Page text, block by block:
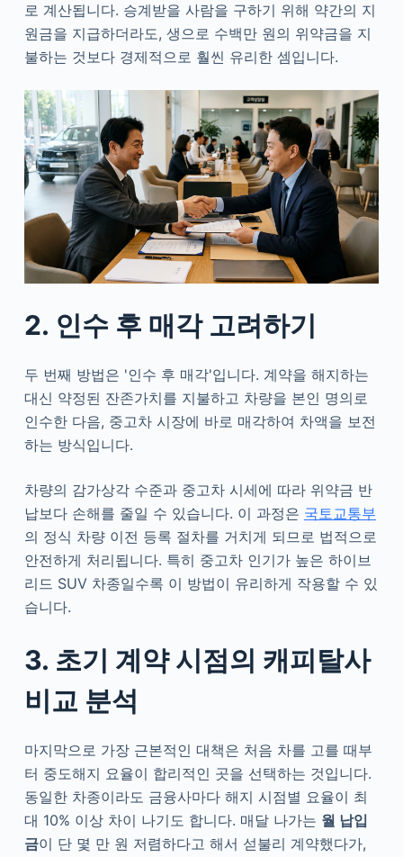
로 계산됩니다. 승계받을 사람을 구하기 위해 약간의 지
원금을 지급하더라도, 생으로 수백만 원의 위약금을 지
불하는 것보다 경제적으로 훨씬 유리한 셈입니다.
2. 인수 후 매각 고려하기
두 번째 방법은 '인수 후 매각'입니다. 계약을 해지하는
대신 약정된 잔존가치를 지불하고 차량을 본인 명의로
인수한 다음, 중고차 시장에 바로 매각하여 차액을 보전
하는 방식입니다.
차량의 감가상각 수준과 중고차 시세에 따라 위약금 반
납보다 손해를 줄일 수 있습니다. 이 과정은 국토교통부
의 정식 차량 이전 등록 절차를 거치게 되므로 법적으로
안전하게 처리됩니다. 특히 중고차 인기가 높은 하이브
리드 SUV 차종일수록 이 방법이 유리하게 작용할 수 있
습니다.
3. 초기 계약 시점의 캐피탈사
비교 분석
마지막으로 가장 근본적인 대책은 처음 차를 고를 때부
터 중도해지 요율이 합리적인 곳을 선택하는 것입니다.
동일한 차종이라도 금융사마다 해지 시점별 요율이 최
대 10% 이상 차이 나기도 합니다. 매달 나가는 월 납입
금이 단 몇 만 원 저렴하다고 해서 섣불리 계약했다가,